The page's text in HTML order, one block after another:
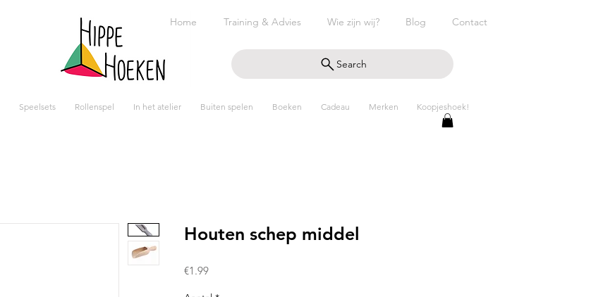
Home Training & Advies Wie zijn wij? Blog Contact
Search
Speelsets Rollenspel In het atelier Buiten spelen Boeken Cadeau Merken Koopjeshoek!
Houten schep middel
€1.99Prijs